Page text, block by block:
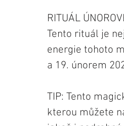
RITUÁL
Tento rituál je
energie tohoto
a 19. únorem
TIP: Tento
kterou můžete